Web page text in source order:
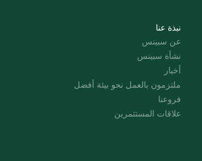
نبذة عنا
عن سبينس
نشأة سبينس
أخبار
ملتزمون بالعمل نحو بيئة أفضل
فروعنا
علاقات المستثمرين